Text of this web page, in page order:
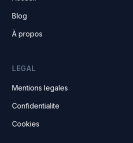
Blog
À propos
LEGAL
Mentions legales
Confidentialite
Cookies